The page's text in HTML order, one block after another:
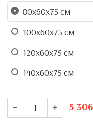
80х60х75 см
100х60х75 см
120х60х75 см
140х60х75 см
5 306